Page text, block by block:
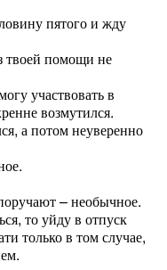
пятого и жду
твоей помощи не
участвовать в
возмутился.
а потом неуверенно
– необычное.
то уйду в отпуск
только в том случае,